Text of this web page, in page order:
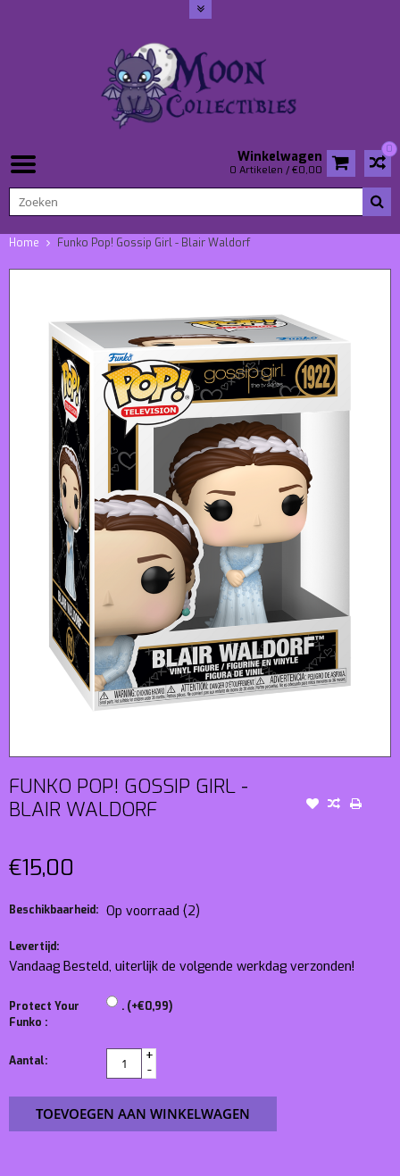
0
Winkelwagen
0 Artikelen / €0,00
Home Funko Pop! Gossip Girl - Blair Waldorf
FUNKO POP! GOSSIP GIRL -
BLAIR WALDORF
€15,00
Beschikbaarheid: Op voorraad (2)
Levertijd:
Vandaag Besteld, uiterlijk de volgende werkdag verzonden!
Protect Your
Funko :
. (+€0,99)
Aantal:
+
-
TOEVOEGEN AAN WINKELWAGEN